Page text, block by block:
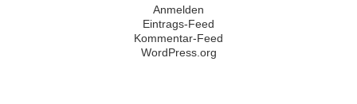
Anmelden
Eintrags-Feed
Kommentar-Feed
WordPress.org